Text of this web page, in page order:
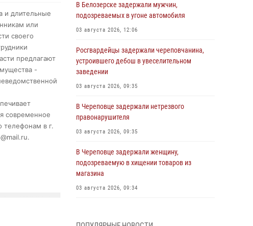
и длительные
или
своего
предлагают
-
современное
телефонам в г.
.
В Белозерске задержали мужчин,
подозреваемых в угоне автомобиля
03 августа 2026, 12:06
Росгвардейцы задержали череповчанина,
устроившего дебош в увеселительном
заведении
03 августа 2026, 09:35
В Череповце задержали нетрезвого
правонарушителя
03 августа 2026, 09:35
В Череповце задержали женщину,
подозреваемую в хищении товаров из
магазина
03 августа 2026, 09:34